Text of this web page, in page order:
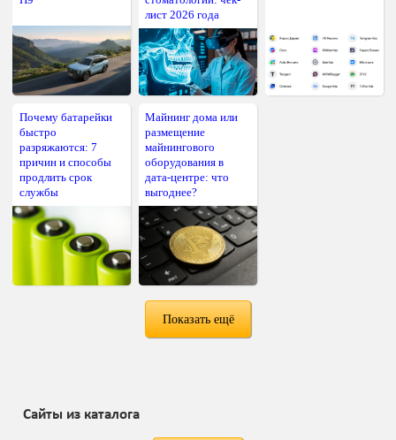
лист 2026 года
Почему батарейки
быстро
разряжаются: 7
причин и способы
продлить срок
службы
Майнинг дома или
размещение
майнингового
оборудования в
дата-центре: что
выгоднее?
Показать ещё
Сайты из каталога